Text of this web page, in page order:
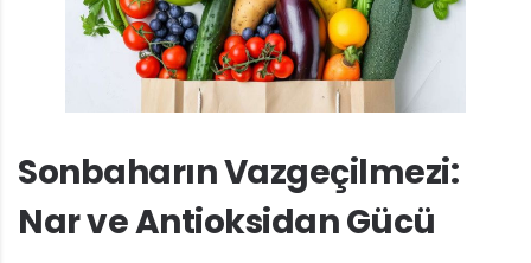
Sonbaharın Vazgeçilmezi:
Nar ve Antioksidan Gücü